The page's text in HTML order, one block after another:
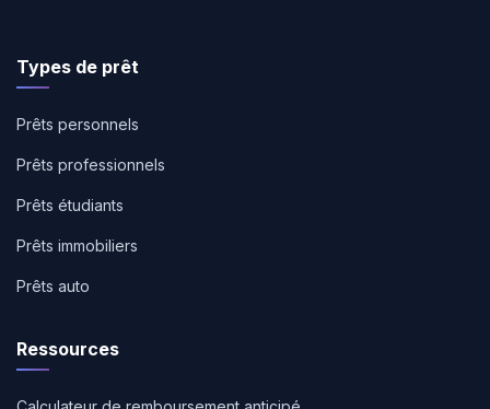
Types de prêt
Prêts personnels
Prêts professionnels
Prêts étudiants
Prêts immobiliers
Prêts auto
Ressources